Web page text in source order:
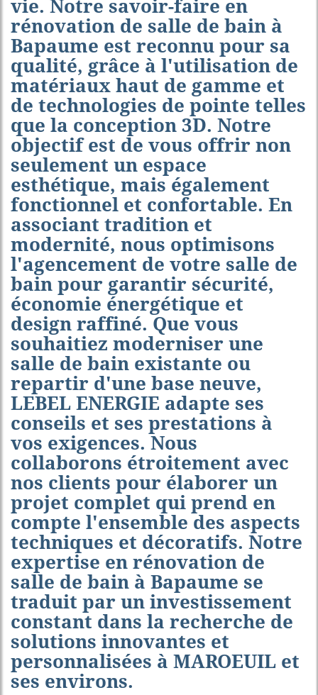
vie. Notre savoir-faire en
rénovation de salle de bain à
Bapaume est reconnu pour sa
qualité, grâce à l'utilisation de
matériaux haut de gamme et
de technologies de pointe telles
que la conception 3D. Notre
objectif est de vous offrir non
seulement un espace
esthétique, mais également
fonctionnel et confortable. En
associant tradition et
modernité, nous optimisons
l'agencement de votre salle de
bain pour garantir sécurité,
économie énergétique et
design raffiné. Que vous
souhaitiez moderniser une
salle de bain existante ou
repartir d'une base neuve,
LEBEL ENERGIE adapte ses
conseils et ses prestations à
vos exigences. Nous
collaborons étroitement avec
nos clients pour élaborer un
projet complet qui prend en
compte l'ensemble des aspects
techniques et décoratifs. Notre
expertise enrénovation de
salle de bain à Bapaume se
traduit par un investissement
constant dans la recherche de
solutions innovantes et
personnalisées à MAROEUIL et
ses environs.